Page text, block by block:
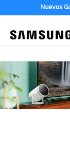
Nuevos